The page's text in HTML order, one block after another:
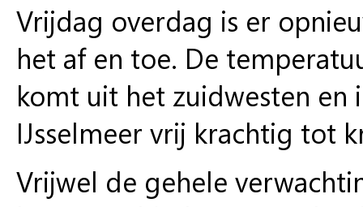
Vrijdag overdag is er
het af en toe. De
komt uit het zuidwesten en
IJsselmeer vrij krachtig tot
Vrijwel de gehele